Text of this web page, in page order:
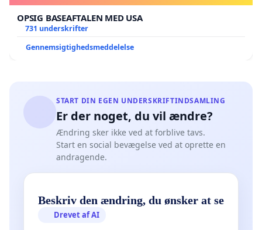
OPSIG BASEAFTALEN MED USA
731 underskrifter
Gennemsigtighedsmeddelelse
START DIN EGEN UNDERSKRIFTINDSAMLING
Er der noget, du vil ændre?
Ændring sker ikke ved at forblive tavs.
Start en social bevægelse ved at oprette en
andragende.
Beskriv den ændring, du ønsker at se
Drevet af AI